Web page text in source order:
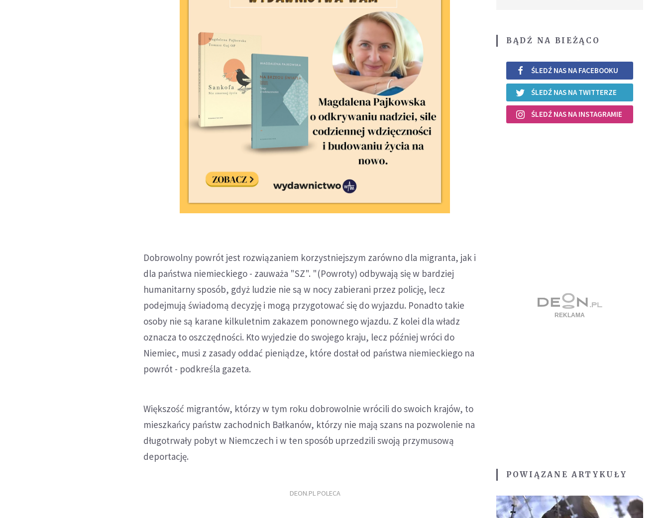
Dobrowolny powrót jest rozwiązaniem korzystniejszym zarówno dla migranta, jak i
dla państwa niemieckiego - zauważa "SZ". "(Powroty) odbywają się w bardziej
humanitarny sposób, gdyż ludzie nie są w nocy zabierani przez policję, lecz
podejmują świadomą decyzję i mogą przygotować się do wyjazdu. Ponadto takie
osoby nie są karane kilkuletnim zakazem ponownego wjazdu. Z kolei dla władz
oznacza to oszczędności. Kto wyjedzie do swojego kraju, lecz później wróci do
Niemiec, musi z zasady oddać pieniądze, które dostał od państwa niemieckiego na
powrót - podkreśla gazeta.
Większość migrantów, którzy w tym roku dobrowolnie wrócili do swoich krajów, to
mieszkańcy państw zachodnich Bałkanów, którzy nie mają szans na pozwolenie na
długotrwały pobyt w Niemczech i w ten sposób uprzedzili swoją przymusową
deportację.
DEON.PL POLECA
BĄDŹ NA BIEŻĄCO
ŚLEDŹ NAS NA FACEBOOKU
ŚLEDŹ NAS NA TWITTERZE
ŚLEDŹ NAS NA INSTAGRAMIE
POWIĄZANE ARTYKUŁY